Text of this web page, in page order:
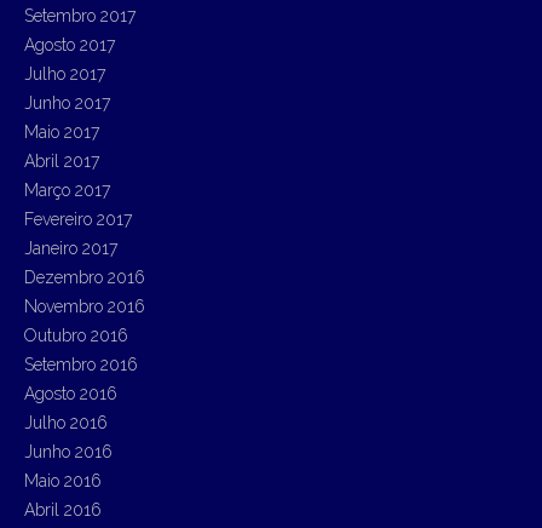
Setembro 2017
Agosto 2017
Julho 2017
Junho 2017
Maio 2017
Abril 2017
Março 2017
Fevereiro 2017
Janeiro 2017
Dezembro 2016
Novembro 2016
Outubro 2016
Setembro 2016
Agosto 2016
Julho 2016
Junho 2016
Maio 2016
Abril 2016